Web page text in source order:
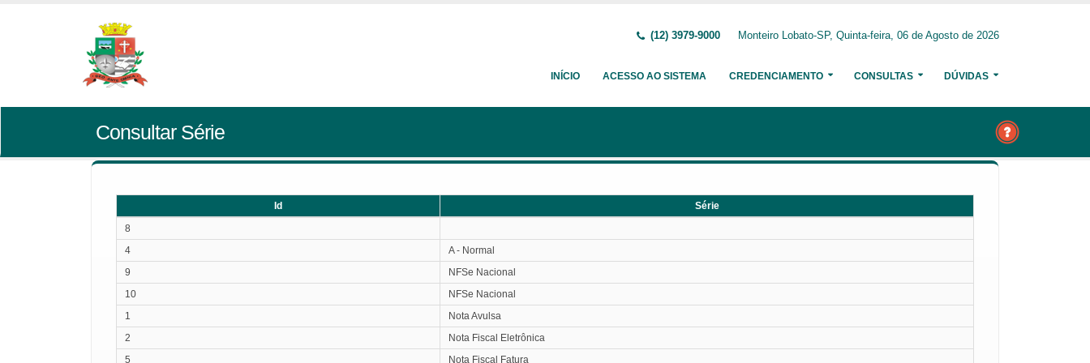
(12) 3979-9000 Monteiro Lobato-SP, Quinta-feira, 06 de Agosto de 2026
INÍCIO ACESSO AO SISTEMA CREDENCIAMENTO CONSULTAS DÚVIDAS
Consultar Série
Id
Série
8
4
A - Normal
9
NFSe Nacional
10
NFSe Nacional
1
Nota Avulsa
2
Nota Fiscal Eletrônica
5
Nota Fiscal Fatura